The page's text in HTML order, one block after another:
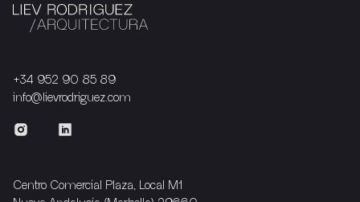
+34 952 90 85 89
info@lievrodriguez.com
Centro Comercial Plaza, Local M1